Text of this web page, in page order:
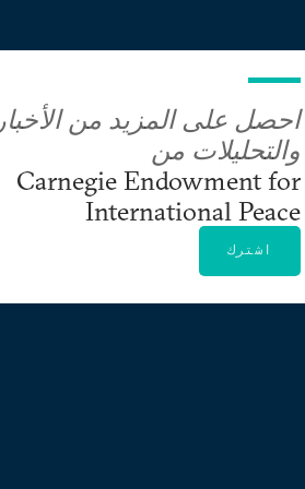
احصل على المزيد من الأخبار
والتحليلات من
Carnegie Endowment for
International Peace
اشترك